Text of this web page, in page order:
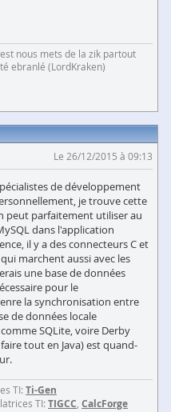
nous mets de la zik partout
ebranlé (LordKraken)
Le 26/12/2015 à 09:13
de développement
je trouve cette
peut parfaitement utiliser au
dans l'application
il y a des connecteurs C et
marchent aussi avec les
une base de données
pour le
la synchronisation entre
de données locale
SQLite, voire Derby
tout en Java) est quand-
TI: Ti-Gen
TI: TIGCC, CalcForge